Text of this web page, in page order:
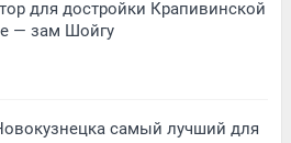
для достройки Крапивинской
— зам Шойгу
самый лучший для